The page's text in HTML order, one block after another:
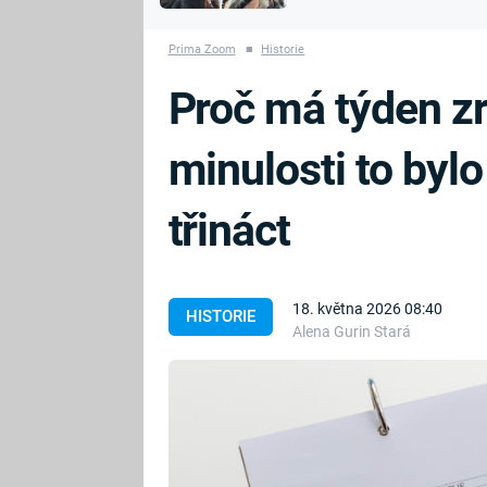
PRVNÍ SVĚTOVÁ
BRITSKÁ
KRÁLOVSKÁ
RODINA
Prima Zoom ■ Historie
HISTORIE
18. května 2026 08:40
Alena Gurin Stará
Proč má týden
minulosti to
třináct